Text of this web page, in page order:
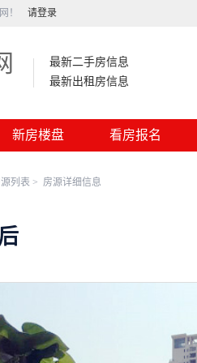
！ 请登录
最新二手房信息
最新出租房信息
新房楼盘 看房报名
列表 > 房源详细信息